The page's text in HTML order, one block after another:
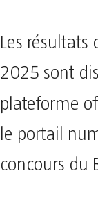
Les résultats
2025 sont
plateforme
le portail
concours du